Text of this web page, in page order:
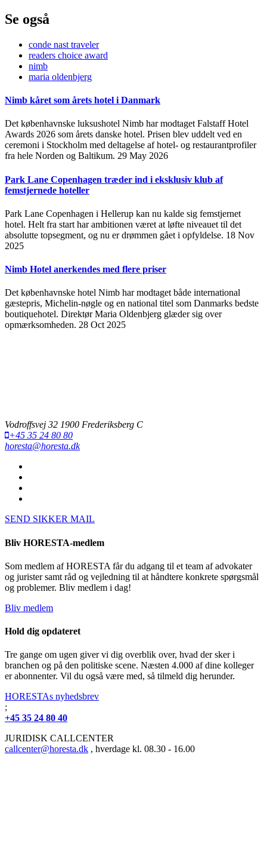
Se også
conde nast traveler
readers choice award
nimb
maria oldenbjerg
Nimb kåret som årets hotel i Danmark
Det københavnske luksushotel Nimb har modtaget Falstaff Hotel
Awards 2026 som årets danske hotel. Prisen blev uddelt ved en
ceremoni i Stockholm med deltagelse af hotel- og restaurantprofiler
fra hele Norden og Baltikum. 29 May 2026
Park Lane Copenhagen træder ind i eksklusiv klub af
femstjernede hoteller
Park Lane Copenhagen i Hellerup kan nu kalde sig femstjernet
hotel. Helt fra start har ambitionen været at løfte niveauet til det
absolutte topsegment, og nu er drømmen gået i opfyldelse. 18 Nov
2025
Nimb Hotel anerkendes med flere priser
Det københavnske hotel Nimb har modtaget både international
gæstepris, Michelin-nøgle og en national titel som Danmarks bedste
boutiquehotel. Direktør Maria Oldenbjerg glæder sig over
opmærksomheden. 28 Oct 2025
Vodroffsvej 32 1900 Frederiksberg C
+45 35 24 80 80
horesta@horesta.dk
SEND SIKKER MAIL
Bliv HORESTA-medlem
Som medlem af HORESTA får du adgang til et team af advokater
og jurister samt råd og vejledning til at håndtere konkrete spørgsmål
og problemer. Bliv medlem i dag!
Bliv medlem
Hold dig opdateret
Tre gange om ugen giver vi dig overblik over, hvad der sker i
branchen og på den politiske scene. Næsten 4.000 af dine kolleger
er abonnenter. Vil du også være med, så tilmeld dig herunder.
HORESTAs nyhedsbrev
;
+45 35 24 80 40
JURIDISK CALLCENTER
callcenter@horesta.dk , hverdage kl. 08.30 - 16.00